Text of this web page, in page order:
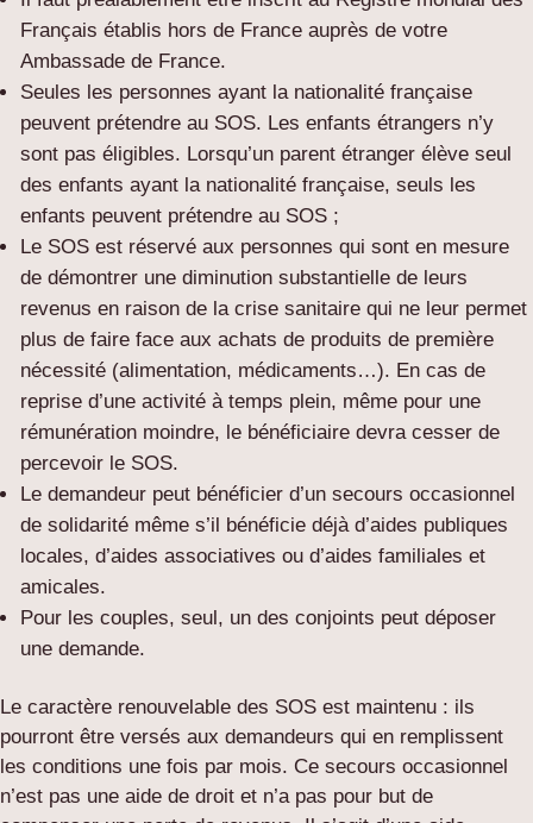
Français établis hors de France auprès de votre
Ambassade de France.
Seules les personnes ayant la nationalité française
peuvent prétendre au SOS. Les enfants étrangers n’y
sont pas éligibles. Lorsqu’un parent étranger élève seul
des enfants ayant la nationalité française, seuls les
enfants peuvent prétendre au SOS ;
Le SOS est réservé aux personnes qui sont en mesure
de démontrer une diminution substantielle de leurs
revenus en raison de la crise sanitaire qui ne leur permet
plus de faire face aux achats de produits de première
nécessité (alimentation, médicaments…). En cas de
reprise d’une activité à temps plein, même pour une
rémunération moindre, le bénéficiaire devra cesser de
percevoir le SOS.
Le demandeur peut bénéficier d’un secours occasionnel
de solidarité même s’il bénéficie déjà d’aides publiques
locales, d’aides associatives ou d’aides familiales et
amicales.
Pour les couples, seul, un des conjoints peut déposer
une demande.
Le caractère renouvelable des SOS est maintenu : ils
pourront être versés aux demandeurs qui en remplissent
les conditions une fois par mois. Ce secours occasionnel
n’est pas une aide de droit et n’a pas pour but de